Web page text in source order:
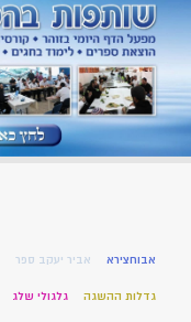
אבוחצירא אביר יעקב ספר
גדלות ההשגה גלגולי שלג